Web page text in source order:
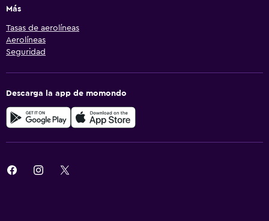
Más
Tasas de aerolíneas
Aerolíneas
Seguridad
Descarga la app de momondo